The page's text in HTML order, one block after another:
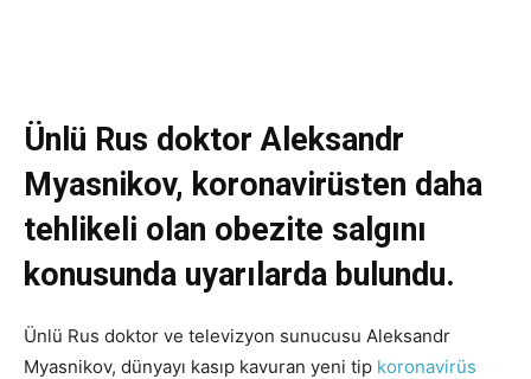
Ünlü Rus doktor Aleksandr
Myasnikov, koronavirüsten daha
tehlikeli olan obezite salgını
konusunda uyarılarda bulundu.
Ünlü Rus doktor ve televizyon sunucusu Aleksandr
Myasnikov, dünyayı kasıp kavuran yeni tip koronavirüs